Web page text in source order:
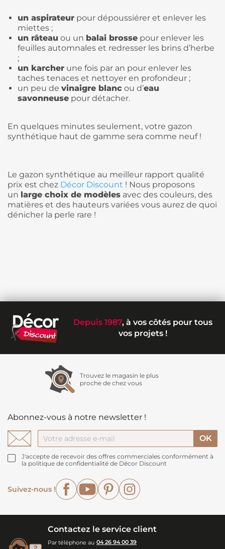
un aspirateur pour dépoussiérer et enlever les
miettes ;
un râteau ou un balai brosse pour enlever les
feuilles automnales et redresser les brins d’herbe
;
un karcher une fois par an pour enlever les
taches tenaces et nettoyer en profondeur ;
un peu de vinaigre blanc ou d’eau
savonneuse pour détacher.
En quelques minutes seulement, votre gazon
synthétique haut de gamme sera comme neuf !
Le gazon synthétique au meilleur rapport qualité
prix est chez Décor Discount ! Nous proposons
un large choix de modèles avec des couleurs, des
matières et des hauteurs variées vous aurez de quoi
dénicher la perle rare !
Depuis 1987, à vos côtés pour tous
vos projets !
Trouvez le magasin le plus
proche de chez vous
Abonnez-vous à notre newsletter !
J'accepte de recevoir des offres commerciales conformément à
la politique de confidentialité de Décor Discount
Suivez-nous !
FacebookYouTubePinterest
Contactez le service client
Par téléphone au 04 26 94 00 39